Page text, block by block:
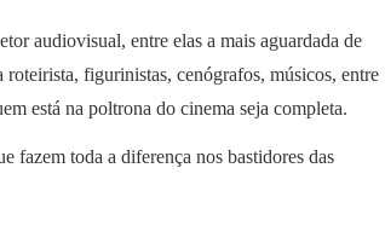
audiovisual, entre elas a mais aguardada de
figurinistas, cenógrafos, músicos, entre
está na poltrona do cinema seja completa.
fazem toda a diferença nos bastidores das